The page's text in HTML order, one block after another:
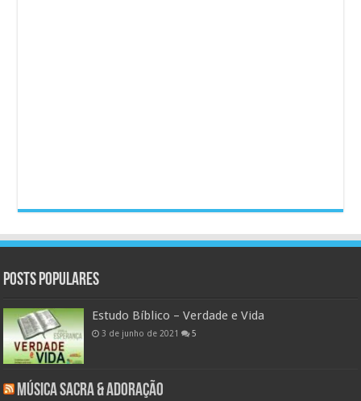
Posts populares
Estudo Bíblico – Verdade e Vida
3 de junho de 2021 5
Música Sacra & Adoração